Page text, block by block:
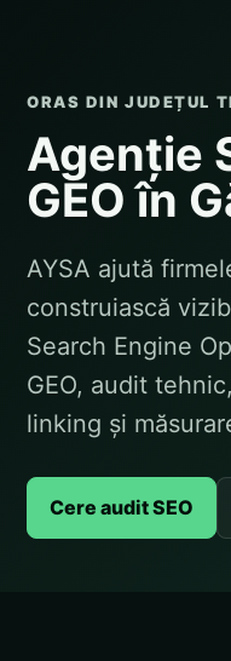
ORAS DIN JUDEȚUL
Agenție
GEO în
AYSA ajută
construiască
Search Engine
GEO, audit
linking și
Cere audit SEO